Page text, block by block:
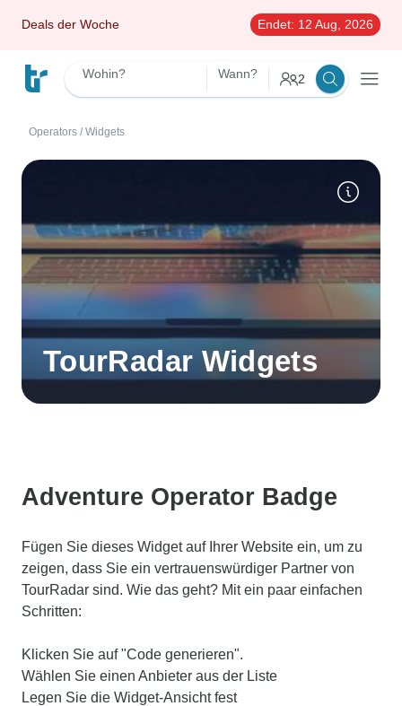
Deals der Woche Endet: 12 Aug, 2026
Wohin? Wann? 2
Operators / Widgets
TourRadar Widgets
Adventure Operator Badge
Fügen Sie dieses Widget auf Ihrer Website ein, um zu
zeigen, dass Sie ein vertrauenswürdiger Partner von
TourRadar sind. Wie das geht? Mit ein paar einfachen
Schritten:
Klicken Sie auf "Code generieren".
Wählen Sie einen Anbieter aus der Liste
Legen Sie die Widget-Ansicht fest